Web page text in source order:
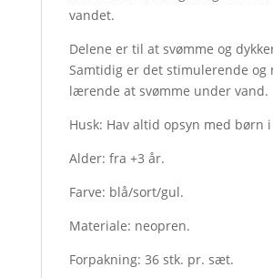
vandet.
Delene er til at svømme og
Samtidig er det stimulerende og
lærende at svømme under vand.
Husk: Hav altid opsyn med børn
Alder: fra +3 år.
Farve: blå/sort/gul.
Materiale: neopren.
Forpakning: 36 stk. pr. sæt.